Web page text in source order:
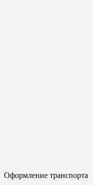
Оформление транспорта